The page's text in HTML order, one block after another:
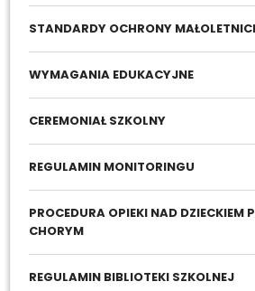
STANDARDY OCHRONY
WYMAGANIA EDUKACYJNE
CEREMONIAŁ SZKOLNY
REGULAMIN MONITORINGU
PROCEDURA OPIEKI NAD DZIECKIEM
CHORYM
REGULAMIN BIBLIOTEKI SZKOLNEJ